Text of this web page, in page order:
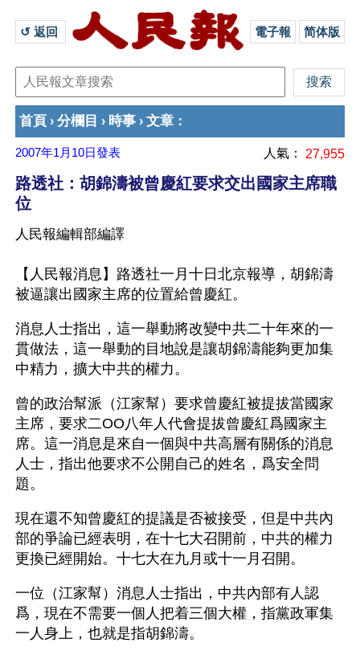
↺ 返回 電子報 简体版
首頁 › 分欄目 › 時事 › 文章 ：
2007年1月10日發表 人氣： 27,955
路透社：胡錦濤被曾慶紅要求交出國家主席職
位
人民報編輯部編譯
【人民報消息】路透社一月十日北京報導，胡錦濤
被逼讓出國家主席的位置給曾慶紅。
消息人士指出，這一舉動將改變中共二十年來的一
貫做法，這一舉動的目地說是讓胡錦濤能夠更加集
中精力，擴大中共的權力。
曾的政治幫派（江家幫）要求曾慶紅被提拔當國家
主席，要求二OO八年人代會提拔曾慶紅爲國家主
席。這一消息是來自一個與中共高層有關係的消息
人士，指出他要求不公開自己的姓名，爲安全問
題。
現在還不知曾慶紅的提議是否被接受，但是中共內
部的爭論已經表明，在十七大召開前，中共的權力
更換已經開始。十七大在九月或十一月召開。
一位（江家幫）消息人士指出，中共內部有人認
爲，現在不需要一個人把着三個大權，指黨政軍集
一人身上，也就是指胡錦濤。